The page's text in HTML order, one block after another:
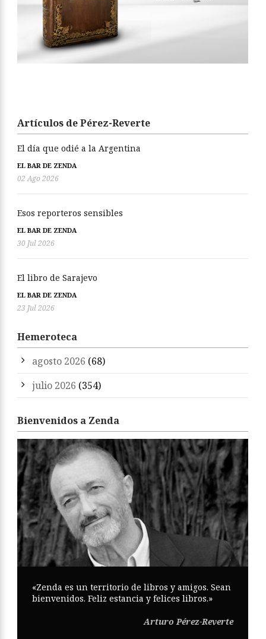
Artículos de Pérez-Reverte
El día que odié a la Argentina
EL BAR DE ZENDA
02 Ago 2026
Esos reporteros sensibles
EL BAR DE ZENDA
30 Jul 2026
El libro de Sarajevo
EL BAR DE ZENDA
23 Jul 2026
Hemeroteca
agosto 2026 (68)
julio 2026 (354)
Bienvenidos a Zenda
«Zenda es un territorio de libros y amigos. Sean
bienvenidos. Feliz estancia y felices libros.»
Arturo Pérez-Reverte